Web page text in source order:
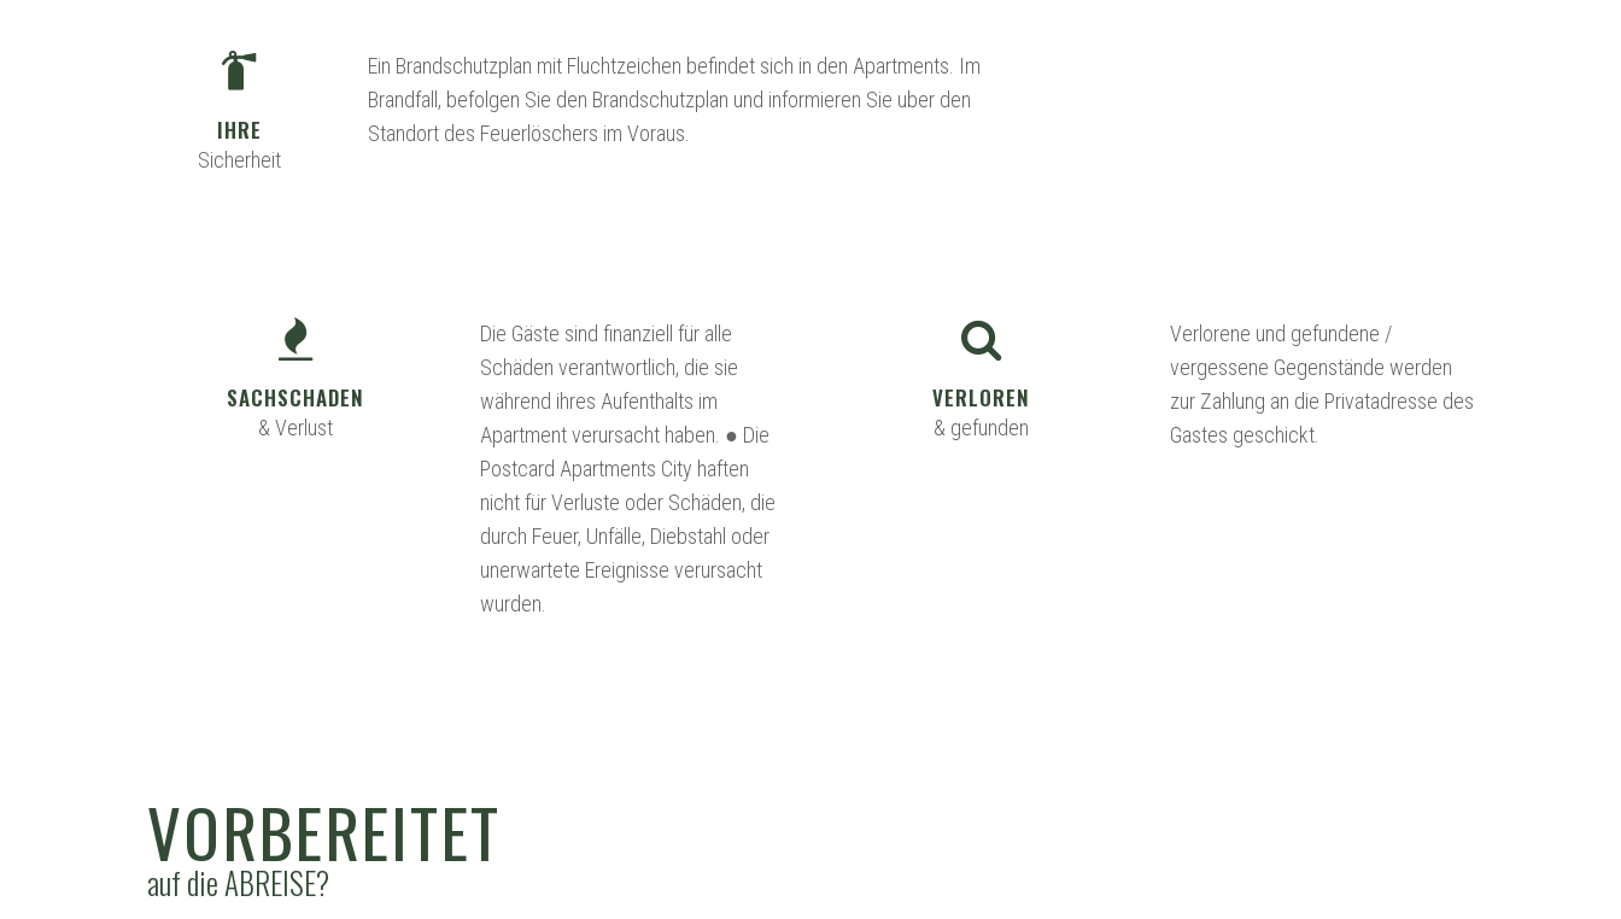
IHRE
Sicherheit
Ein Brandschutzplan mit Fluchtzeichen befindet sich in den Apartments. Im
Brandfall, befolgen Sie den Brandschutzplan und informieren Sie uber den
Standort des Feuerlöschers im Voraus.
SACHSCHADEN
& Verlust
Die Gäste sind finanziell für alle
Schäden verantwortlich, die sie
während ihres Aufenthalts im
Apartment verursacht haben. ● Die
Postcard Apartments City haften
nicht für Verluste oder Schäden, die
durch Feuer, Unfälle, Diebstahl oder
unerwartete Ereignisse verursacht
wurden.
VERLOREN
& gefunden
Verlorene und gefundene /
vergessene Gegenstände werden
zur Zahlung an die Privatadresse des
Gastes geschickt.
VORBEREITET
auf die ABREISE?